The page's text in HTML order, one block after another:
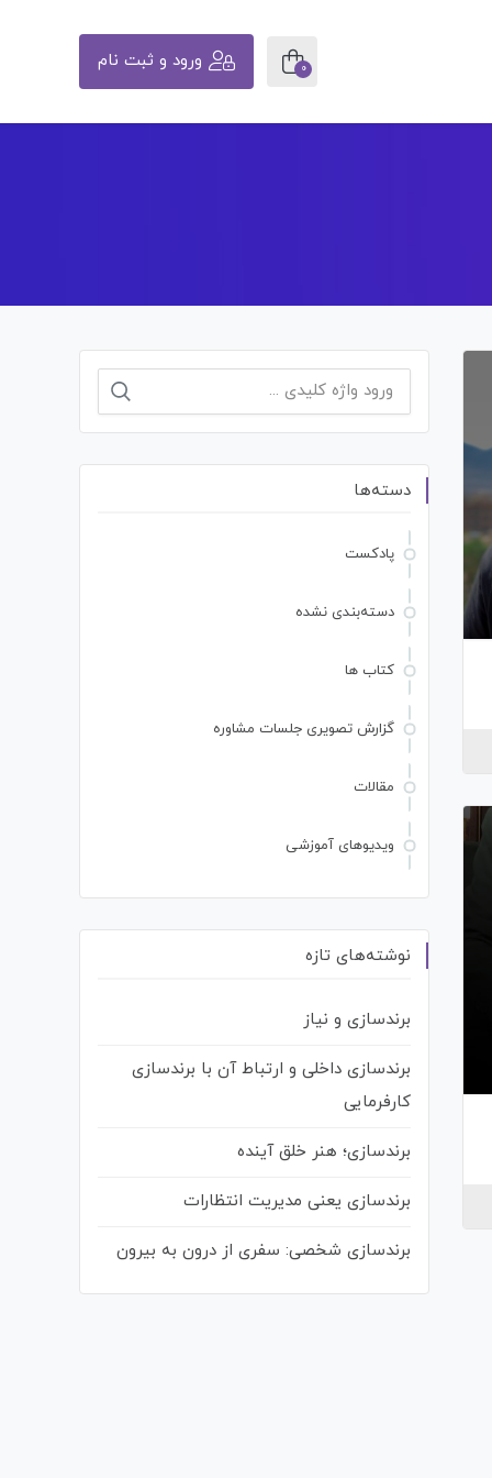
0 ورود و ثبت نام
جستجو
برای:
دسته‌ها
پادکست
دسته‌بندی نشده
کتاب ها
گزارش تصویری جلسات مشاوره
مقالات
ویدیوهای آموزشی
نوشته‌های تازه
برندسازی و نیاز
برندسازی داخلی و ارتباط آن با برندسازی
کارفرمایی
برندسازی؛ هنر خلق آینده
برندسازی یعنی مدیریت انتظارات
برندسازی شخصی: سفری از درون به بیرون